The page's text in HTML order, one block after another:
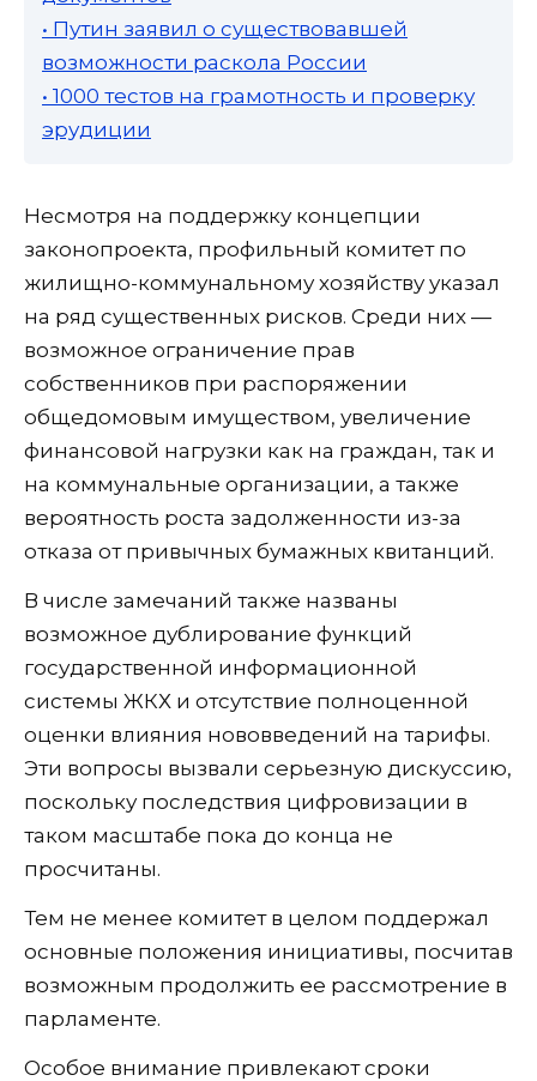
• Путин заявил о существовавшей
возможности раскола России
• 1000 тестов на грамотность и проверку
эрудиции
Несмотря на поддержку концепции
законопроекта, профильный комитет по
жилищно-коммунальному хозяйству указал
на ряд существенных рисков. Среди них —
возможное ограничение прав
собственников при распоряжении
общедомовым имуществом, увеличение
финансовой нагрузки как на граждан, так и
на коммунальные организации, а также
вероятность роста задолженности из-за
отказа от привычных бумажных квитанций.
В числе замечаний также названы
возможное дублирование функций
государственной информационной
системы ЖКХ и отсутствие полноценной
оценки влияния нововведений на тарифы.
Эти вопросы вызвали серьезную дискуссию,
поскольку последствия цифровизации в
таком масштабе пока до конца не
просчитаны.
Тем не менее комитет в целом поддержал
основные положения инициативы, посчитав
возможным продолжить ее рассмотрение в
парламенте.
Особое внимание привлекают сроки